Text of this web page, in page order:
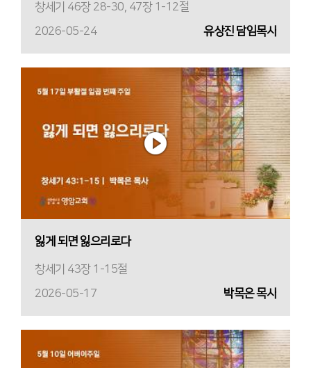
창세기 46장 28-30, 47장 1-12절
2026-05-24
유상진 담임목사
잃게 되면 잃으리로다
창세기 43장 1-15절
2026-05-17
박목은 목사